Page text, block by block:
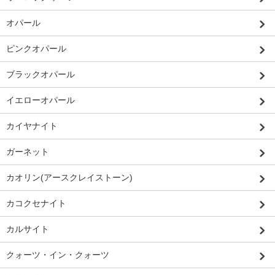
オパール
ピンクオパール
ブラックオパール
イエローオパール
カイヤナイト
ガーネット
カオリン(アースクレイストーン)
カコクセナイト
カルサイト
クォーツ・イン・クォーツ